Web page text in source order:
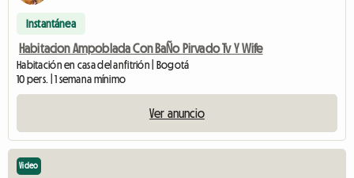
Instantánea
Habitacion Ampoblada Con BaÑo Pirvado Tv Y Wife
Habitación en casa del anfitrión | Bogotá
10 pers. | 1 semana mínimo
Ver anuncio
Video